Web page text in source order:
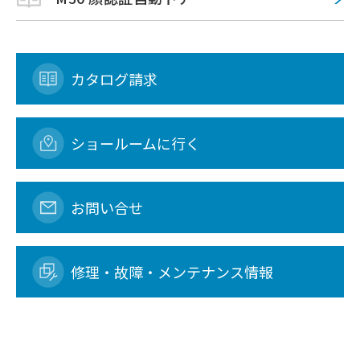
カタログ請求
ショールームに行く
お問い合せ
修理・故障・メンテナンス情報